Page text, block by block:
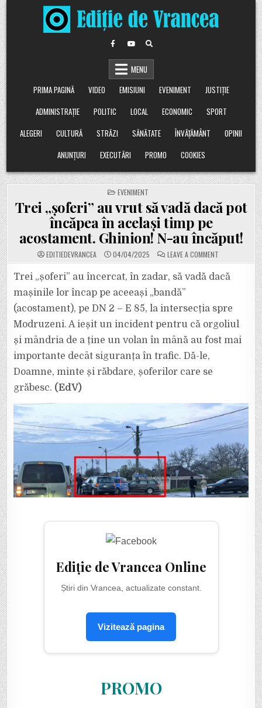
Skip
to
content
MENU
PRIMA PAGINĂ
VIDEO EMISIUNI EVENIMENT
JUSTIȚIE
ADMINISTRAȚIE
POLITIC LOCAL ECONOMIC
SPORT
ALEGERI
CULTURĂ STRĂZI SĂNĂTATE ÎNVĂȚĂMÂNT
OPINII
ANUNȚURI
EXECUTĂRI PROMO COOKIES
POSTED
IN
EVENIMENT
Trei „șoferi” au vrut să vadă dacă pot
încăpea în același timp pe
acostament. Ghinion! N-au încăput!
EDITIEDEVRANCEA 04/04/2025 LEAVE A COMMENT
TREI
AU
VRUT
POT
ÎN
TIMP
PE
ACOSTAMENT.
Trei „șoferi” au încercat, în zadar, să vadă dacă
mașinile lor încap pe aceeași „bandă”
(acostament), pe DN 2 – E 85, la intersecția spre
Modruzeni. A ieșit un incident pentru că orgoliul
și mândria de a ține un volan în mână au fost mai
importante decât siguranța în trafic. Dă-le,
Doamne, minte și răbdare, șoferilor care se
grăbesc. (EdV)
Ediție de Vrancea Online
Știri din Vrancea, actualizate constant.
Vizitează pagina
PROMO